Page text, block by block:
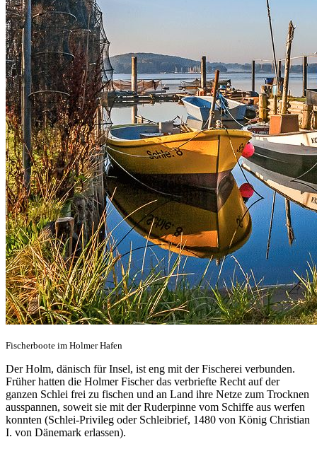
Fischerboote im Holmer Hafen
Der Holm, dänisch für Insel, ist eng mit der Fischerei verbunden.
Früher hatten die Holmer Fischer das verbriefte Recht auf der
ganzen Schlei frei zu fischen und an Land ihre Netze zum Trocknen
ausspannen, soweit sie mit der Ruderpinne vom Schiffe aus werfen
konnten (Schlei-Privileg oder Schleibrief, 1480 von König Christian
I. von Dänemark erlassen).